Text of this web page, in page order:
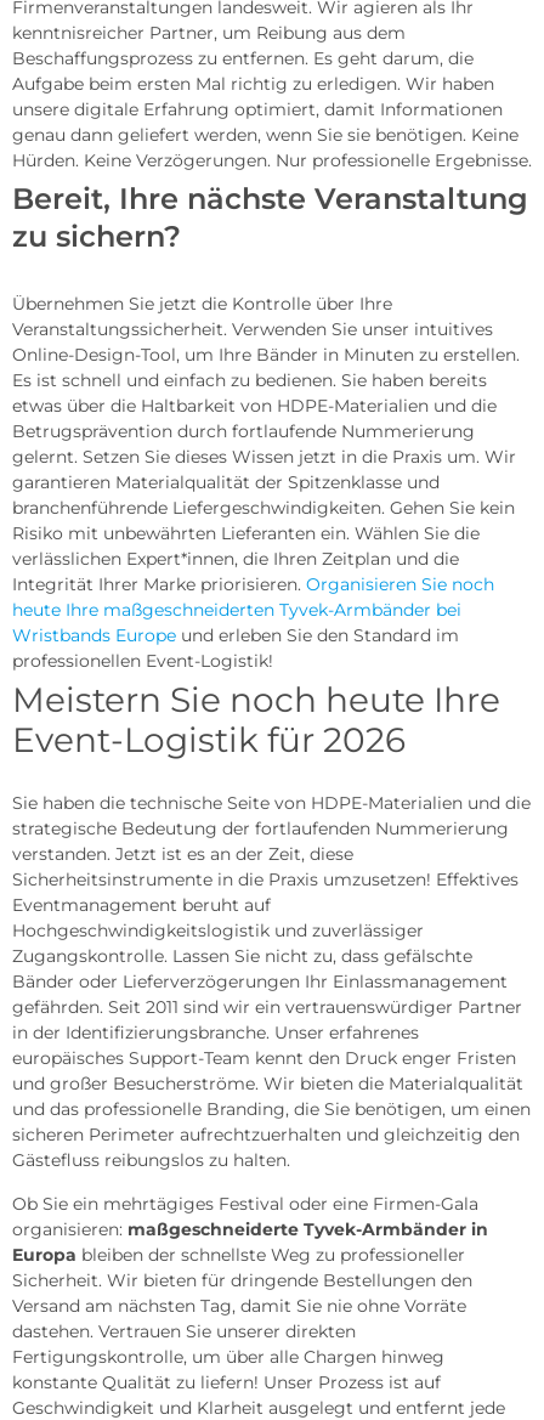
Firmenveranstaltungen landesweit. Wir agieren als Ihr
kenntnisreicher Partner, um Reibung aus dem
Beschaffungsprozess zu entfernen. Es geht darum, die
Aufgabe beim ersten Mal richtig zu erledigen. Wir haben
unsere digitale Erfahrung optimiert, damit Informationen
genau dann geliefert werden, wenn Sie sie benötigen. Keine
Hürden. Keine Verzögerungen. Nur professionelle Ergebnisse.
Bereit, Ihre nächste Veranstaltung
zu sichern?
Übernehmen Sie jetzt die Kontrolle über Ihre
Veranstaltungssicherheit. Verwenden Sie unser intuitives
Online-Design-Tool, um Ihre Bänder in Minuten zu erstellen.
Es ist schnell und einfach zu bedienen. Sie haben bereits
etwas über die Haltbarkeit von HDPE-Materialien und die
Betrugsprävention durch fortlaufende Nummerierung
gelernt. Setzen Sie dieses Wissen jetzt in die Praxis um. Wir
garantieren Materialqualität der Spitzenklasse und
branchenführende Liefergeschwindigkeiten. Gehen Sie kein
Risiko mit unbewährten Lieferanten ein. Wählen Sie die
verlässlichen Expert*innen, die Ihren Zeitplan und die
Integrität Ihrer Marke priorisieren. Organisieren Sie noch
heute Ihre maßgeschneiderten Tyvek-Armbänder bei
Wristbands Europe und erleben Sie den Standard im
professionellen Event-Logistik!
Meistern Sie noch heute Ihre
Event-Logistik für 2026
Sie haben die technische Seite von HDPE-Materialien und die
strategische Bedeutung der fortlaufenden Nummerierung
verstanden. Jetzt ist es an der Zeit, diese
Sicherheitsinstrumente in die Praxis umzusetzen! Effektives
Eventmanagement beruht auf
Hochgeschwindigkeitslogistik und zuverlässiger
Zugangskontrolle. Lassen Sie nicht zu, dass gefälschte
Bänder oder Lieferverzögerungen Ihr Einlassmanagement
gefährden. Seit 2011 sind wir ein vertrauenswürdiger Partner
in der Identifizierungsbranche. Unser erfahrenes
europäisches Support-Team kennt den Druck enger Fristen
und großer Besucherströme. Wir bieten die Materialqualität
und das professionelle Branding, die Sie benötigen, um einen
sicheren Perimeter aufrechtzuerhalten und gleichzeitig den
Gästefluss reibungslos zu halten.
Ob Sie ein mehrtägiges Festival oder eine Firmen-Gala
organisieren: maßgeschneiderte Tyvek-Armbänder in
Europa bleiben der schnellste Weg zu professioneller
Sicherheit. Wir bieten für dringende Bestellungen den
Versand am nächsten Tag, damit Sie nie ohne Vorräte
dastehen. Vertrauen Sie unserer direkten
Fertigungskontrolle, um über alle Chargen hinweg
konstante Qualität zu liefern! Unser Prozess ist auf
Geschwindigkeit und Klarheit ausgelegt und entfernt jede